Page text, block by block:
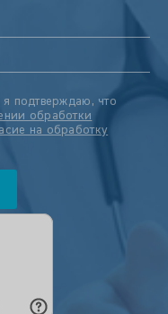
подтверждаю, что
обработки
на обработку